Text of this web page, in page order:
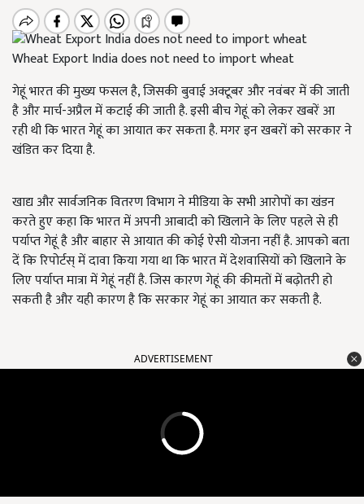
Wheat Export India does not need to import wheat
गेहूं भारत की मुख्य फसल है, जिसकी बुवाई अक्टूबर और नवंबर में की जाती
है और मार्च-अप्रैल में कटाई की जाती है. इसी बीच गेहूं को लेकर खबरें आ
रही थी कि भारत गेहूं का आयात कर सकता है. मगर इन खबरों को सरकार ने
खंडित कर दिया है.
खाद्य और सार्वजनिक वितरण विभाग ने मीडिया के सभी आरोपों का खंडन
करते हुए कहा कि भारत में अपनी आबादी को खिलाने के लिए पहले से ही
पर्याप्त गेहूं है और बाहार से आयात की कोई ऐसी योजना नहीं है. आपको बता
दें कि रिपोर्टस् में दावा किया गया था कि भारत में देशवासियों को खिलाने के
लिए पर्याप्त मात्रा में गेहूं नहीं है. जिस कारण गेहूं की कीमतों में बढ़ोतरी हो
सकती है और यही कारण है कि सरकार गेहूं का आयात कर सकती है.
ADVERTISEMENT